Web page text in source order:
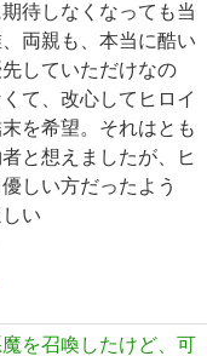
待しなくなっても当
両親も、本当に酷い
していただけなの
て、改心してヒロイ
を希望。それはとも
と想えましたが、ヒ
しい方だったよう
い
を召喚したけど、可